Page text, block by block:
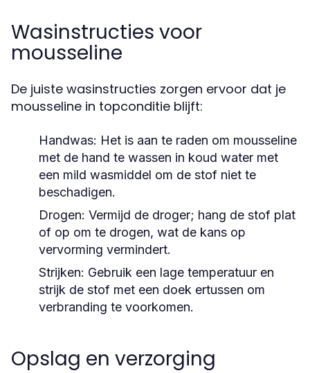
Wasinstructies voor
mousseline
De juiste wasinstructies zorgen ervoor dat je
mousseline in topconditie blijft:
Handwas: Het is aan te raden om mousseline
met de hand te wassen in koud water met
een mild wasmiddel om de stof niet te
beschadigen.
Drogen: Vermijd de droger; hang de stof plat
of op om te drogen, wat de kans op
vervorming vermindert.
Strijken: Gebruik een lage temperatuur en
strijk de stof met een doek ertussen om
verbranding te voorkomen.
Opslag en verzorging